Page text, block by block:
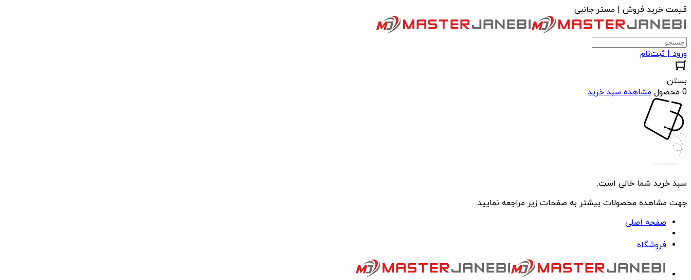
قیمت خرید فروش | مستر جانبی
ورود | ثبت‌نام
بستن
0 محصول
مشاهده سبد خرید
سبد خرید شما خالی است.
جهت مشاهده محصولات بیشتر به صفحات زیر مراجعه نمایید.
صفحه اصلی
فروشگاه